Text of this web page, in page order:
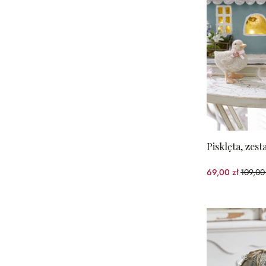
Pisklęta,
69,00 zł109,00